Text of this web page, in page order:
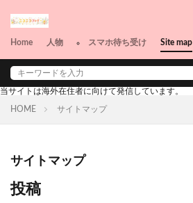
Home
人物
俳優
女優
スマホ待ち受け Site map
当サイトは海外在住者に向けて発信しています。
HOME サイトマップ
サイトマップ
投稿